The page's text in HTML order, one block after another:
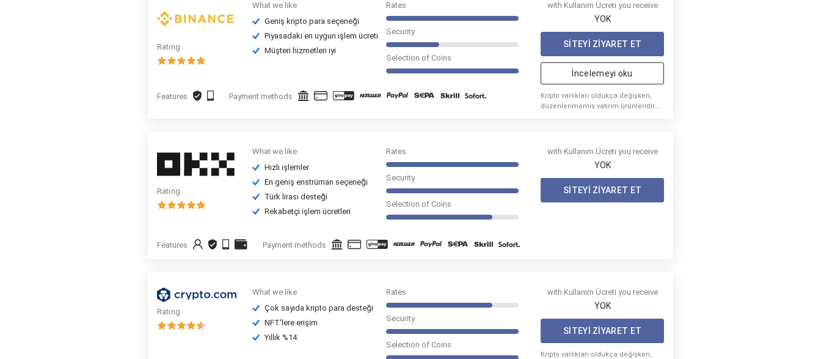
Rating
What we like
Geniş kripto para seçeneği
Piyasadaki en uygun işlem ücreti
Müşteri hizmetleri iyi
Rates
Security
Selection of Coins
Features Payment methods
with Kullanım Ücreti you receive
YOK
SITEYI ZIYARET ET
İncelemeyi oku
Kripto varlıkları oldukça değişken,
düzenlenmemiş yatırım ürünleridir.
Rating
What we like
Hızlı işlemler
En geniş enstrüman seçeneği
Türk lirası desteği
Rekabetçi işlem ücretleri
Rates
Security
Selection of Coins
Features Payment methods
with Kullanım Ücreti you receive
YOK
SITEYI ZIYARET ET
Rating
What we like
Çok sayıda kripto para desteği
NFT'lere erişim
Yıllık %14
Rates
Security
Selection of Coins
with Kullanım Ücreti you receive
YOK
SITEYI ZIYARET ET
Kripto varlıkları oldukça değişken,